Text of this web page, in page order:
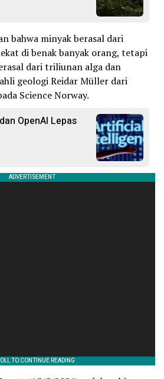
bahwa minyak berasal dari
di benak banyak orang, tetapi
dari triliunan alga dan
geologi Reidar Müller dari
Science Norway.
OpenAI Lepas